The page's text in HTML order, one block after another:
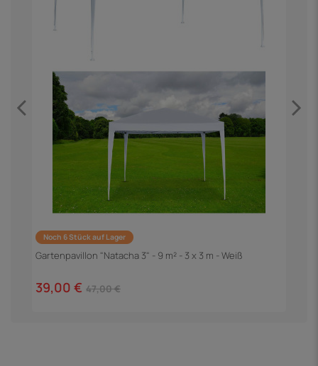
Noch 6 Stück auf Lager
Gartenpavillon "Natacha 3" - 9 m² - 3 x 3 m - Weiß
39,00 € 47,00 €